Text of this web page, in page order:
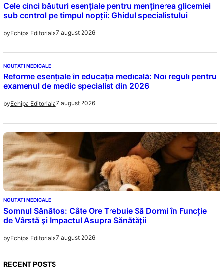
Cele cinci băuturi esențiale pentru menținerea glicemiei
sub control pe timpul nopții: Ghidul specialistului
byEchipa Editoriala7 august 2026
NOUTATI MEDICALE
Reforme esențiale în educația medicală: Noi reguli pentru
examenul de medic specialist din 2026
byEchipa Editoriala7 august 2026
NOUTATI MEDICALE
Somnul Sănătos: Câte Ore Trebuie Să Dormi în Funcție
de Vârstă și Impactul Asupra Sănătății
byEchipa Editoriala7 august 2026
RECENT POSTS